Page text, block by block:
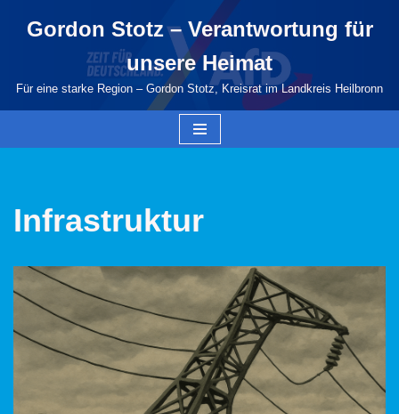
springen
Gordon Stotz – Verantwortung für
unsere Heimat
Für eine starke Region – Gordon Stotz, Kreisrat im Landkreis Heilbronn
Infrastruktur